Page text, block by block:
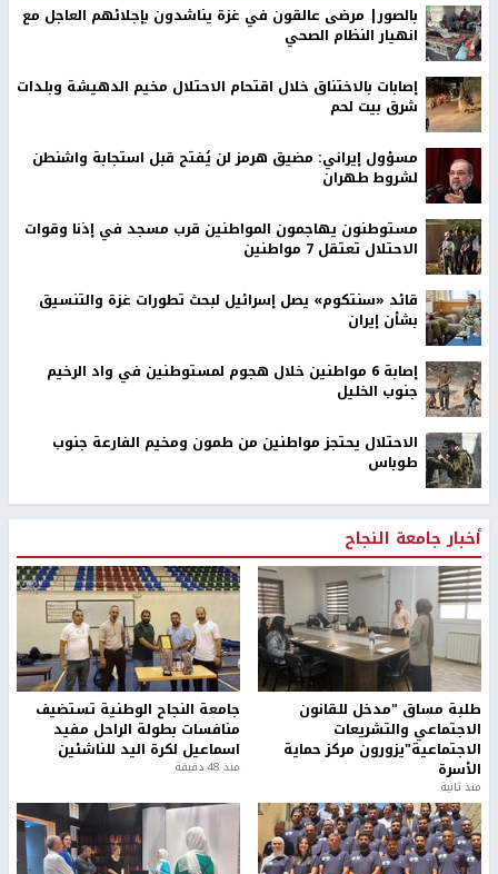
بالصور| مرضى عالقون في غزة يناشدون بإجلائهم العاجل مع
انهيار النظام الصحي
إصابات بالاختناق خلال اقتحام الاحتلال مخيم الدهيشة وبلدات
شرق بيت لحم
مسؤول إيراني: مضيق هرمز لن يُفتح قبل استجابة واشنطن
لشروط طهران
مستوطنون يهاجمون المواطنين قرب مسجد في إذنا وقوات
الاحتلال تعتقل 7 مواطنين
قائد «سنتكوم» يصل إسرائيل لبحث تطورات غزة والتنسيق
بشأن إيران
إصابة 6 مواطنين خلال هجوم لمستوطنين في واد الرخيم
جنوب الخليل
الاحتلال يحتجز مواطنين من طمون ومخيم الفارعة جنوب
طوباس
أخبار جامعة النجاح
طلبة مساق "مدخل للقانون
الاجتماعي والتشريعات
الاجتماعية"يزورون مركز حماية
الأسرة
منذ ثانية
جامعة النجاح الوطنية تستضيف
منافسات بطولة الراحل مفيد
اسماعيل لكرة اليد للناشئين
منذ 48 دقيقة